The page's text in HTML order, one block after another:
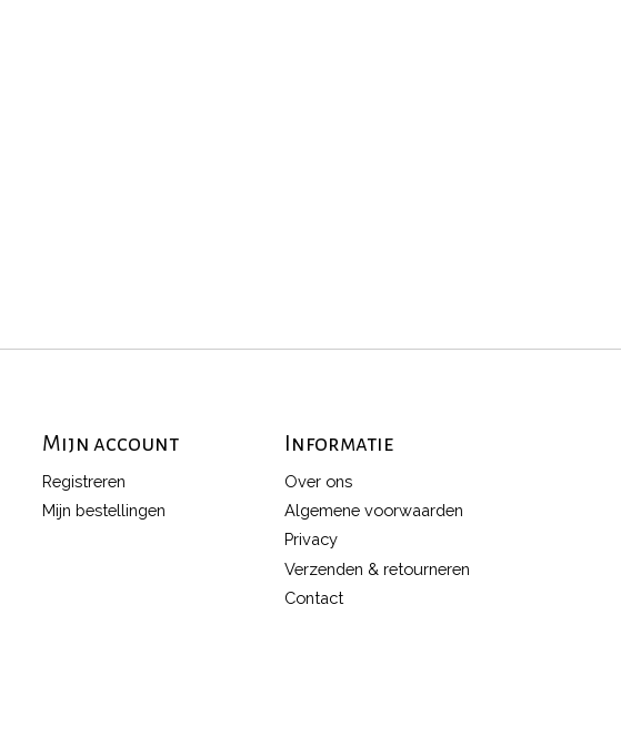
Mijn account
Registreren
Mijn bestellingen
Informatie
Over ons
Algemene voorwaarden
Privacy
Verzenden & retourneren
Contact